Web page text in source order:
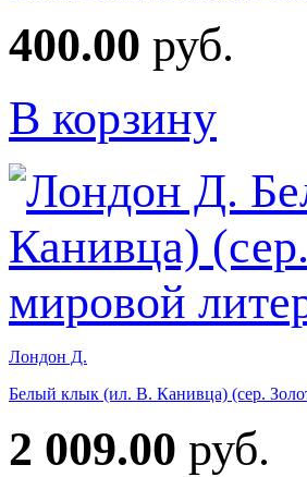
400.00 руб.
В корзину
Лондон Д.
Белый клык (ил. В. Канивца) (сер.
2 009.00 руб.